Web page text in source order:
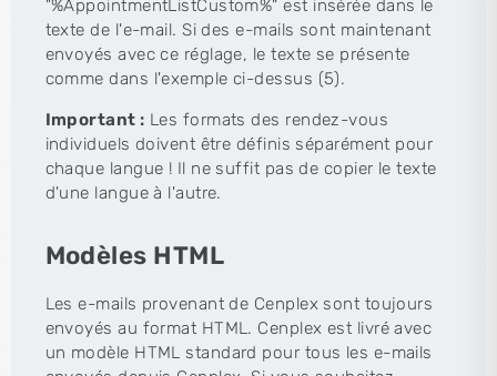
"%AppointmentListCustom%" est insérée dans le
texte de l'e-mail. Si des e-mails sont maintenant
envoyés avec ce réglage, le texte se présente
comme dans l'exemple ci-dessus (5).
Important : Les formats des rendez-vous
individuels doivent être définis séparément pour
chaque langue ! Il ne suffit pas de copier le texte
d'une langue à l'autre.
Modèles HTML
Les e-mails provenant de Cenplex sont toujours
envoyés au format HTML. Cenplex est livré avec
un modèle HTML standard pour tous les e-mails